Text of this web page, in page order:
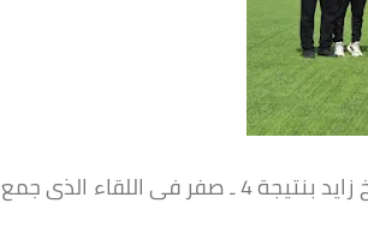
فاز فريق كره القدم مواليد 2009 بصيد الدقي على نظيره نادى الشيخ زايد بنتيجة 4 ـ صفر فى اللقاء الذى جمع